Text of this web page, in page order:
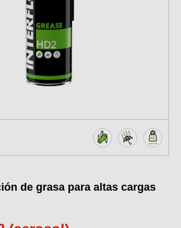
de grasa para altas cargas